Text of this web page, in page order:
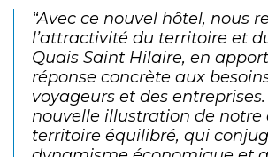
“Avec ce nouvel hôtel, nous
l’attractivité du territoire et
Quais Saint Hilaire, en
réponse concrète aux
voyageurs et des entreprises.
nouvelle illustration de notre
territoire équilibré, qui